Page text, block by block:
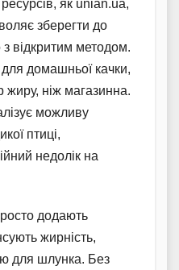
як unian.ua,
зберегти до
відкритим методом.
домашньої качки,
ніж магазинна.
можливу
птиці,
недолік на
додають
жирність,
для шлунка. Без